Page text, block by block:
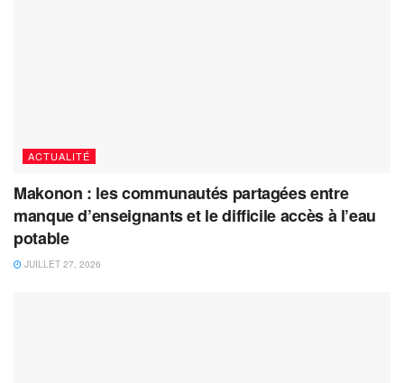
ACTUALITÉ
Makonon : les communautés partagées entre
manque d’enseignants et le difficile accès à l’eau
potable
JUILLET 27, 2026